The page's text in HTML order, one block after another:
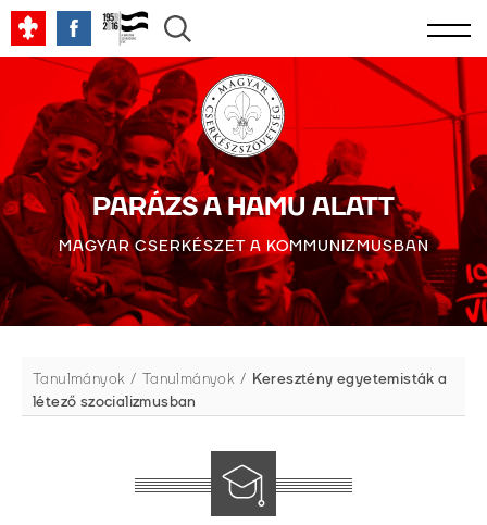
PARÁZS A HAMU ALATT
MAGYAR CSERKÉSZET A KOMMUNIZMUSBAN
Tanulmányok Tanulmányok
Keresztény egyetemisták a
létező szocializmusban